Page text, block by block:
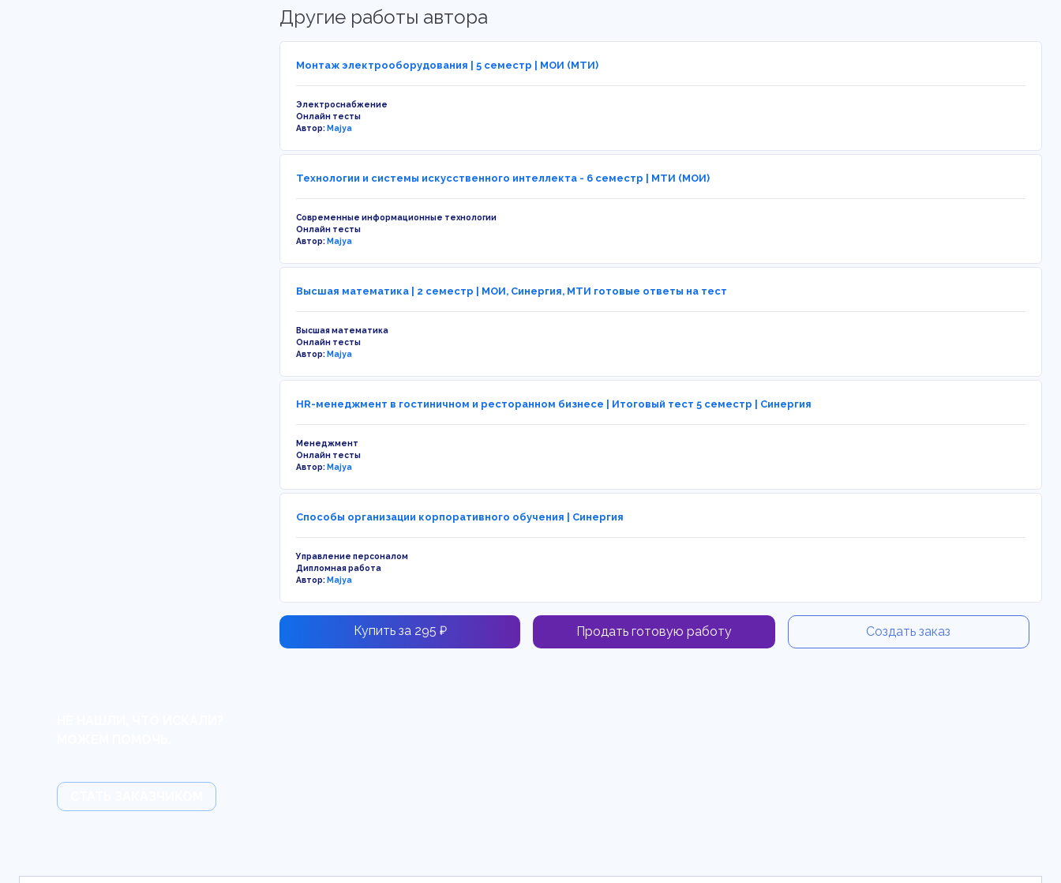
Другие работы автора
Монтаж электрооборудования | 5 семестр | МОИ (МТИ)
Электроснабжение
Онлайн тесты
Автор:Majya
Технологии и системы искусственного интеллекта - 6 семестр | МТИ (МОИ)
Современные информационные технологии
Онлайн тесты
Автор:Majya
Высшая математика | 2 семестр | МОИ, Синергия, МТИ готовые ответы на тест
Высшая математика
Онлайн тесты
Автор:Majya
HR-менеджмент в гостиничном и ресторанном бизнесе | Итоговый тест 5 семестр | Синергия
Менеджмент
Онлайн тесты
Автор:Majya
Способы организации корпоративного обучения | Синергия
Управление персоналом
Дипломная работа
Автор:Majya
Купить за 295 ₽ Продать готовую работу Создать заказ